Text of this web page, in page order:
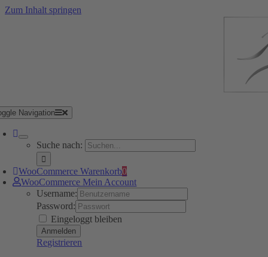
Zum Inhalt springen
Navigation
Suche nach:
WooCommerce Warenkorb0
WooCommerce Mein Account
Username:
Password:
Eingeloggt bleiben
Registrieren